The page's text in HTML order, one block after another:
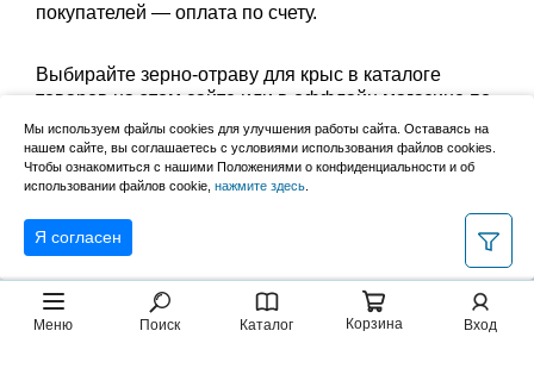
Меню Поиск Каталог Корзина Вход
покупателей — оплата по счету.
Выбирайте зерно-отраву для крыс в каталоге
товаров на этом сайте или в оффлайн магазине по
адресу: Великий Новгород, Сырковское шоссе, 8а
(по будням с 9:00 до 17:00, в субботу с 9:00 до
13:00). Забрать заказ можно лично в пункте выдачи
или оформить доставку до дома.
Мы используем файлы cookies для улучшения работы сайта. Оставаясь на
нашем сайте, вы соглашаетесь с условиями использования файлов cookies.
Чтобы ознакомиться с нашими Положениями о конфиденциальности и об
использовании файлов cookie, нажмите здесь
Я согласен